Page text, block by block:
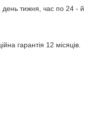
день тижня, час по 24 - й
гарантія 12 місяців.